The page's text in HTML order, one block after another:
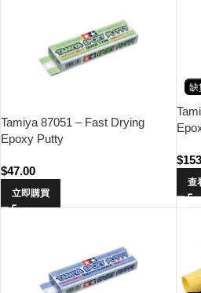
Tamiya 87051 – Fast Drying
Epoxy Putty
$47.00
立即購買
缺
$
查